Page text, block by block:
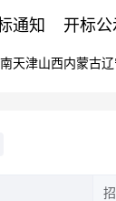
通知 开标公
天津山西内蒙古辽